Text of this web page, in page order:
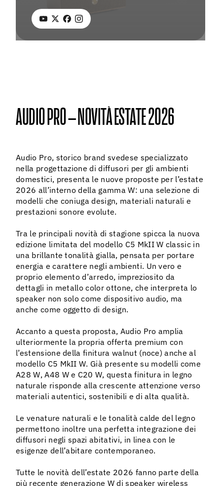
AUDIO PRO – NOVITÀ ESTATE 2026
Audio Pro, storico brand svedese specializzato
nella progettazione di diffusori per gli ambienti
domestici, presenta le nuove proposte per l’estate
2026 all’interno della gamma W: una selezione di
modelli che coniuga design, materiali naturali e
prestazioni sonore evolute.
Tra le principali novità di stagione spicca la nuova
edizione limitata del modello C5 MkII W classic in
una brillante tonalità gialla, pensata per portare
energia e carattere negli ambienti. Un vero e
proprio elemento d’arredo, impreziosito da
dettagli in metallo color ottone, che interpreta lo
speaker non solo come dispositivo audio, ma
anche come oggetto di design.
Accanto a questa proposta, Audio Pro amplia
ulteriormente la propria offerta premium con
l’estensione della finitura walnut (noce) anche al
modello C5 MkII W. Già presente su modelli come
A28 W, A48 W e C20 W, questa finitura in legno
naturale risponde alla crescente attenzione verso
materiali autentici, sostenibili e di alta qualità.
Le venature naturali e le tonalità calde del legno
permettono inoltre una perfetta integrazione dei
diffusori negli spazi abitativi, in linea con le
esigenze dell’abitare contemporaneo.
Tutte le novità dell’estate 2026 fanno parte della
più recente generazione W di speaker wireless